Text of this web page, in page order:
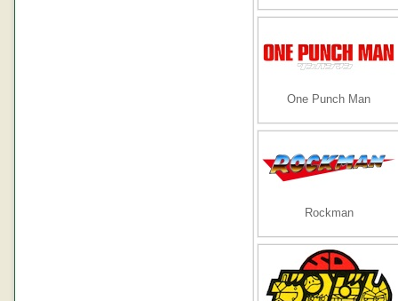
One Punch Man
Rockman